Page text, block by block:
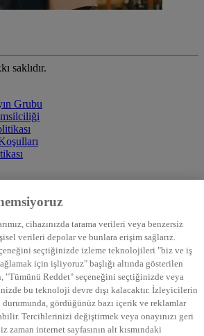
saklıdır.
Grubu
TV
cihazınızda tarama verileri veya benzersiz
verileri depolar ve bunlara erişim sağlarız.
seçtiğinizde izleme teknolojileri "biz ve iş
için işliyoruz" başlığı altında gösterilen
"Tümünü Reddet" seçeneğini seçtiğinizde veya
bu teknoloji devre dışı kalacaktır. İzleyicilerin
durumunda, gördüğünüz bazı içerik ve reklamlar
Tercihlerinizi değiştirmek veya onayınızı geri
zaman internet sayfasının alt kısmındaki